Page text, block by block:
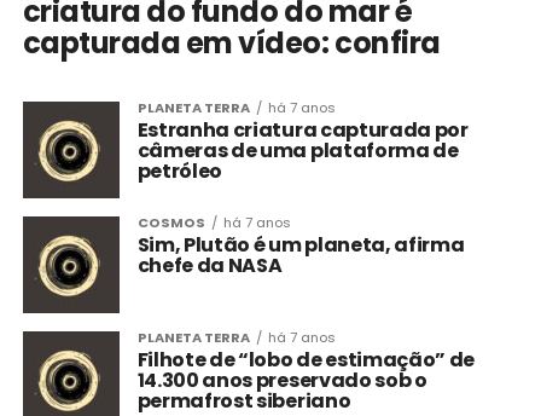
criatura do fundo do mar é
capturada em vídeo: confira
PLANETA TERRA há 7 anos
Estranha criatura capturada por
câmeras de uma plataforma de
petróleo
COSMOS há 7 anos
Sim, Plutão é um planeta, afirma
chefe da NASA
PLANETA TERRA há 7 anos
Filhote de “lobo de estimação” de
14.300 anos preservado sob o
permafrost siberiano